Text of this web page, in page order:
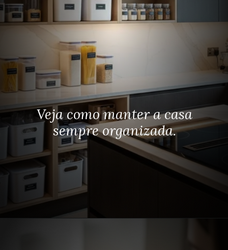
Veja como manter a casa
sempre organizada.